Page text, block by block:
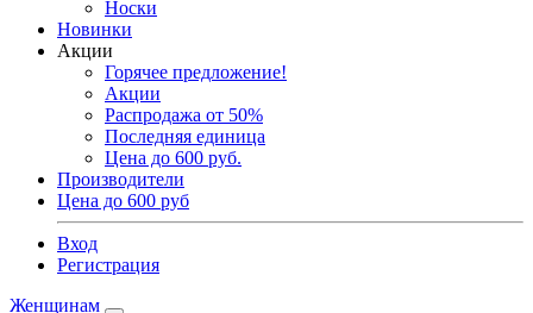
Носки
Новинки
Акции
Горячее предложение!
Акции
Распродажа от 50%
Последняя единица
Цена до 600 руб.
Производители
Цена до 600 руб
Вход
Регистрация
Женщинам